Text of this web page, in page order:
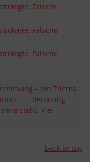
Falsche
Falsche
Falsche
– ein Thema
Betonung
steht. Vier
back to top